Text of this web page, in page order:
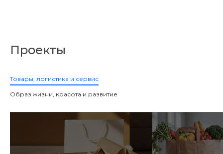
Проекты
Товары, логистика и сервис
Образ жизни, красота и развитие